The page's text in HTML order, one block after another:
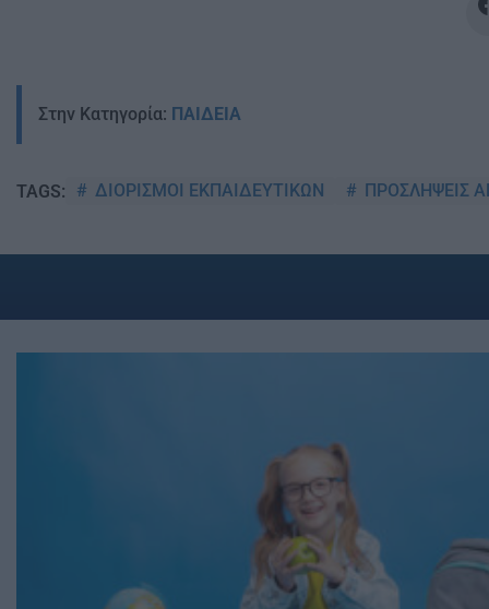
Στην Κατηγορία: ΠΑΙΔΕΙΑ
TAGS: ΔΙΟΡΙΣΜΟΙ ΕΚΠΑΙΔΕΥΤΙΚΩΝ ΠΡΟΣΛΗΨΕΙΣ